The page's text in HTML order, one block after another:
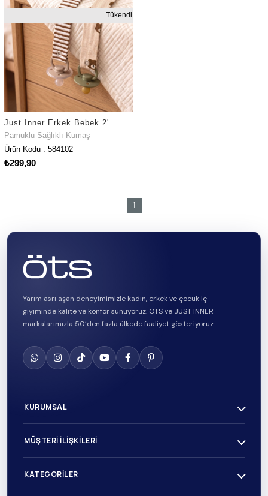
Tükendi
Pamuklu Sağlıklı Kumaş
Ürün Kodu : 584102
₺299,90
1
Yarım asrı aşan deneyimimizle kadın, erkek ve çocuk iç
giyiminde kalite ve konfor sunuyoruz. ÖTS ve JUST INNER
markalarımızla 50’den fazla ülkede faaliyet gösteriyoruz.
KURUMSAL
MÜŞTERI İLIŞKILERI
KATEGORILER